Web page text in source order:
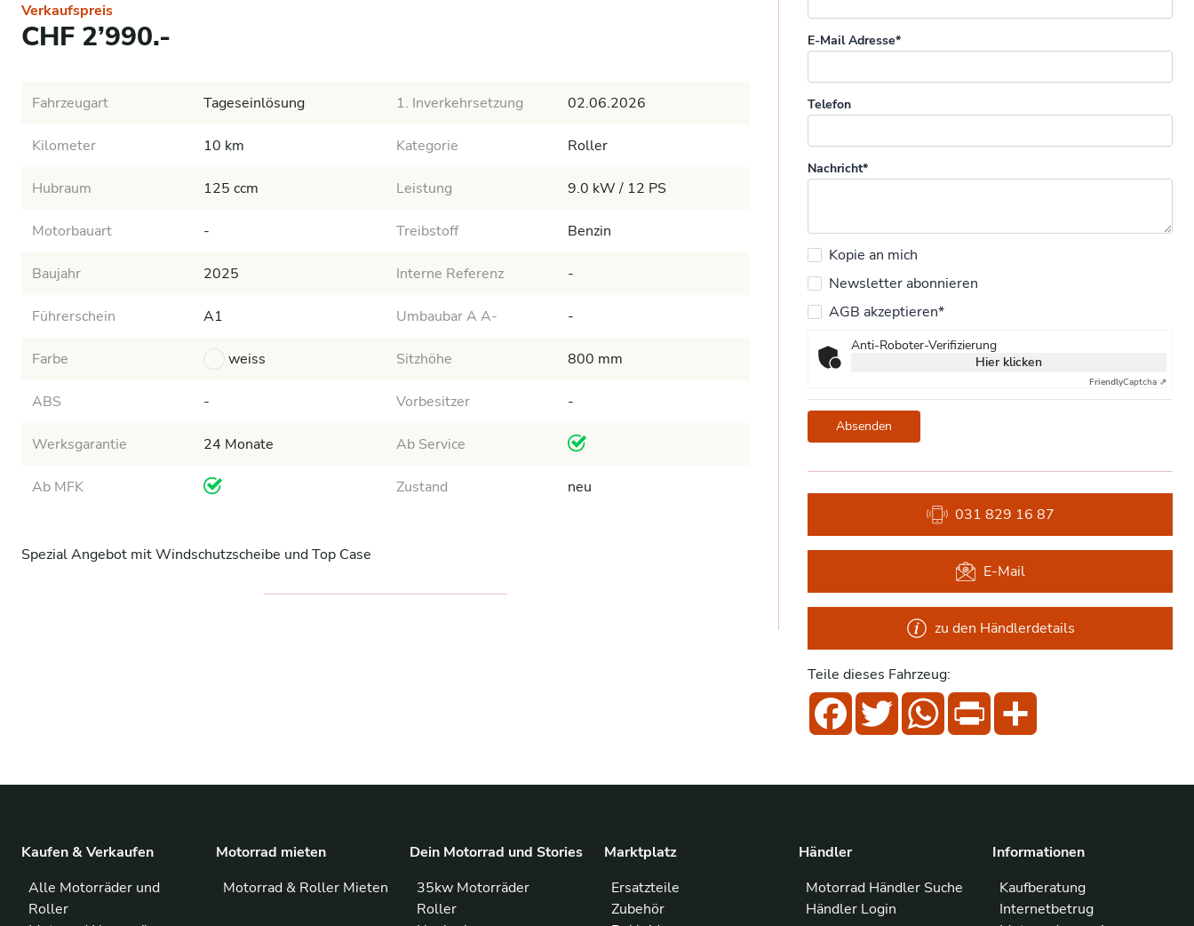
Verkaufspreis
CHF 2’990.-
Fahrzeugart Tageseinlösung 1. Inverkehrsetzung 02.06.2026
Kilometer 10 km Kategorie Roller
Hubraum 125 ccm Leistung 9.0 kW / 12 PS
Motorbauart - Treibstoff Benzin
Baujahr 2025 Interne Referenz -
Führerschein A1 Umbaubar A A- -
Farbe weiss Sitzhöhe 800 mm
ABS - Vorbesitzer -
Werksgarantie 24 Monate Ab Service
Ab MFK Zustand neu
Spezial Angebot mit Windschutzscheibe und Top Case
E-Mail Adresse*
Telefon
Nachricht*
Kopie an mich
Newsletter abonnieren
AGB akzeptieren*
Anti-Roboter-Verifizierung
Hier klicken
FriendlyCaptcha ⇗
Absenden
031 829 16 87
E-Mail
zu den Händlerdetails
Teile dieses Fahrzeug:
FacebookTwitterWhatsApp
Print
Kaufen & Verkaufen
Alle Motorräder und
Roller
Motorrad mieten
Motorrad & Roller Mieten
Dein Motorrad und Stories
35kw Motorräder
Roller
Marktplatz
Ersatzteile
Zubehör
Händler
Motorrad Händler Suche
Händler Login
Informationen
Kaufberatung
Internetbetrug